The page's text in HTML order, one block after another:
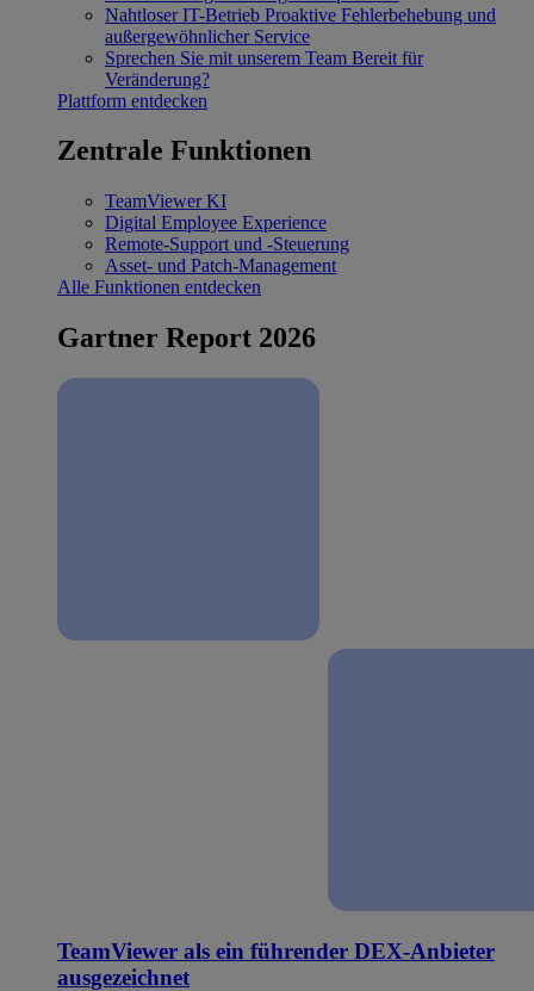
Nahtloser IT-Betrieb Proaktive Fehlerbehebung und
außergewöhnlicher Service
Sprechen Sie mit unserem Team Bereit für
Veränderung?
Plattform entdecken
Zentrale Funktionen
TeamViewer KI
Digital Employee Experience
Remote-Support und -Steuerung
Asset- und Patch-Management
Alle Funktionen entdecken
Gartner Report 2026
TeamViewer als ein führender DEX-Anbieter
ausgezeichnet